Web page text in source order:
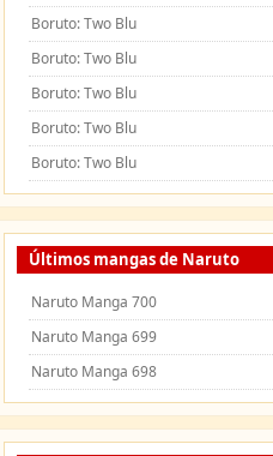
Boruto: Two Blu
Boruto: Two Blu
Boruto: Two Blu
Boruto: Two Blu
Boruto: Two Blu
Últimos mangas de Naruto
Naruto Manga 700
Naruto Manga 699
Naruto Manga 698